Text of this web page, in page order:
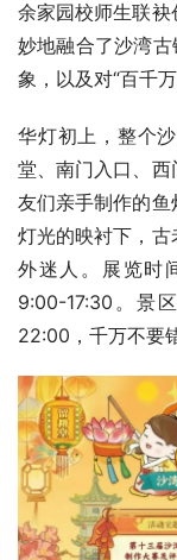
余家园校师生联
妙地融合了沙湾
象，以及对“百千
华灯初上，整个
堂、南门入口、
友们亲手制作的
灯光的映衬下，
外迷人。展览时
9:00-17:30。景
22:00，千万不要